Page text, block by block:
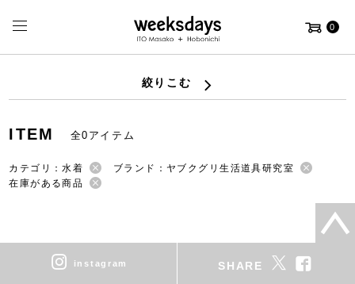
0
絞りこむ
ITEM 全0アイテム
カテゴリ：水着
ブランド：ヤブクグリ生活道具研究室
在庫がある商品
instagram SHARE